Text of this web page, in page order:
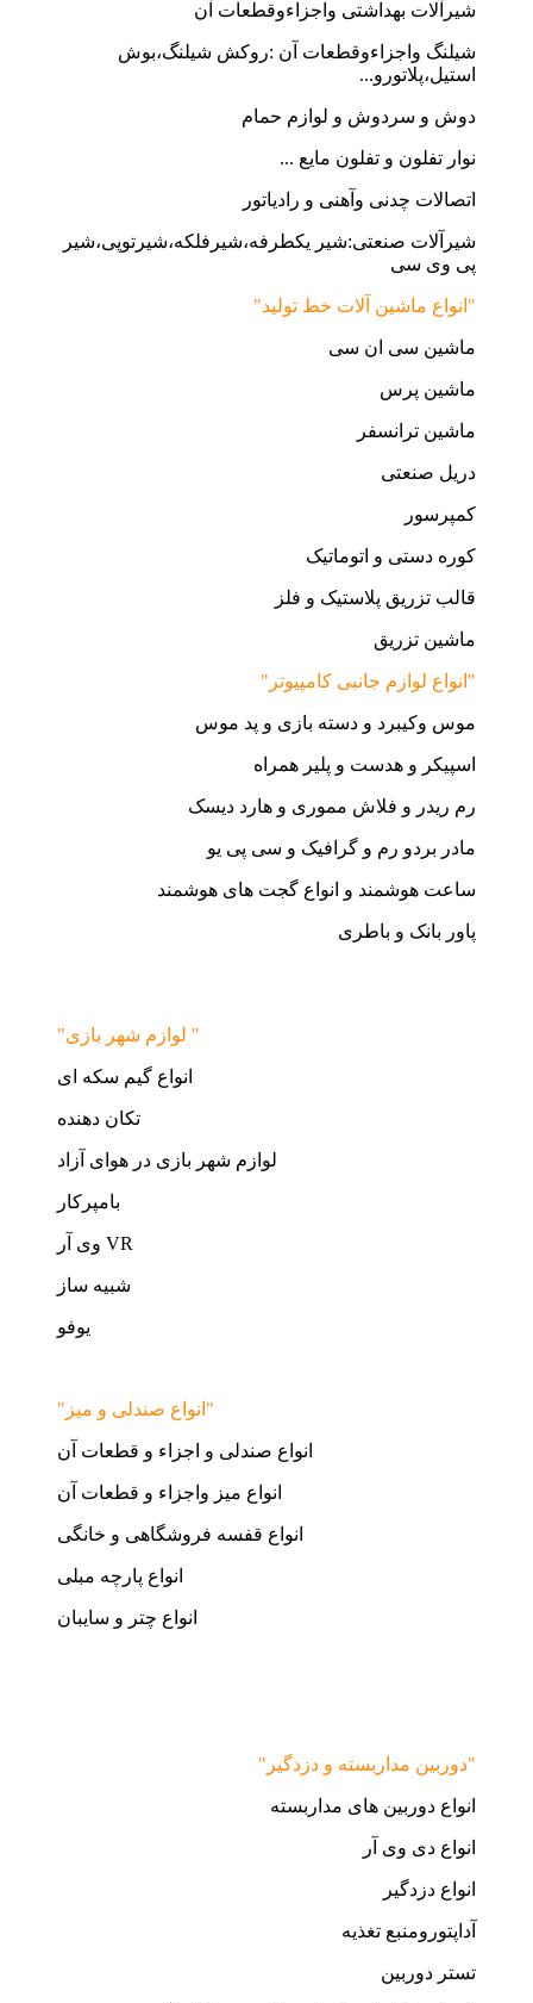
شیرآلات بهداشتی واجزاءوقطعات آن
شیلنگ واجزاءوقطعات آن :روکش شیلنگ،بوش
استیل،پلاتورو...
دوش و سردوش و لوازم حمام
نوار تفلون و تفلون مایع ...
اتصالات چدنی وآهنی و رادیاتور
شیرآلات صنعتی:شیر یکطرفه،شیرفلکه،شیرتوپی،شیر
پی وی سی
"انواع ماشین آلات خط تولید"
ماشین سی ان سی
ماشین پرس
ماشین ترانسفر
دریل صنعتی
کمپرسور
کوره دستی و اتوماتیک
قالب تزریق پلاستیک و فلز
ماشین تزریق
"انواع لوازم جانبی کامپیوتر"
موس وکیبرد و دسته بازی و پد موس
اسپیکر و هدست و پلیر همراه
رم ریدر و فلاش مموری و هارد دیسک
مادر بردو رم و گرافیک و سی پی یو
ساعت هوشمند و انواع گجت های هوشمند
پاور بانک و باطری
"لوازم شهر بازی "
انواع گیم سکه ای
تکان دهنده
لوازم شهر بازی در هوای آزاد
بامپرکار
وی آر VR
شبیه ساز
یوفو
"انواع صندلی و میز"
انواع صندلی و اجزاء و قطعات آن
انواع میز واجزاء و قطعات آن
انواع قفسه فروشگاهی و خانگی
انواع پارچه مبلی
انواع چتر و سایبان
"دوربین مداربسته و دزدگیر"
انواع دوربین های مداربسته
انواع دی وی آر
انواع دزدگیر
آداپتورومنبع تغذیه
تستر دوربین